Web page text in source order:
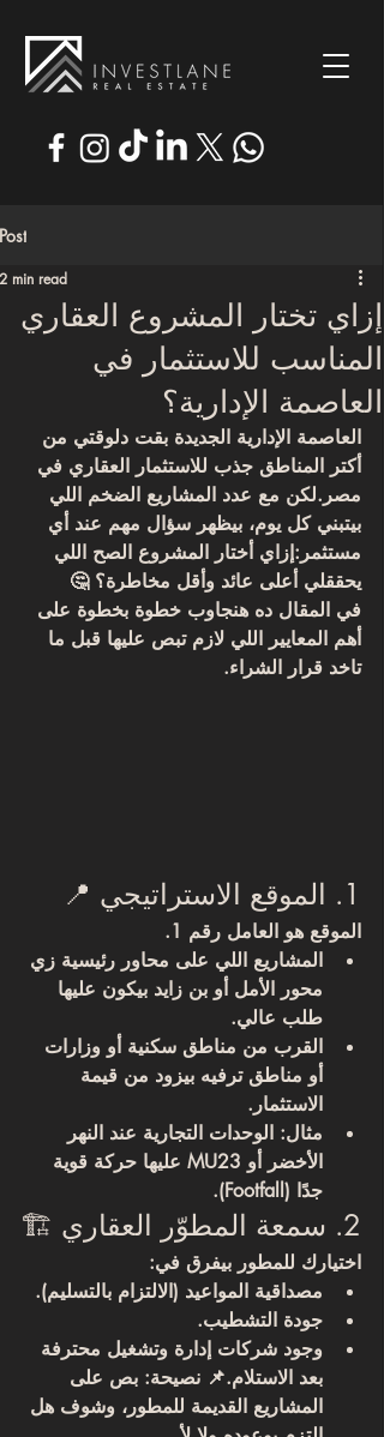
Post
إزاي تختار المشروع العقاري
المناسب للاستثمار في
العاصمة الإدارية؟
2 min read
العاصمة الإدارية الجديدة بقت دلوقتي من
أكتر المناطق جذب للاستثمار العقاري في
مصر.لكن مع عدد المشاريع الضخم اللي
بيتبني كل يوم، بيظهر سؤال مهم عند أي
مستثمر:إزاي أختار المشروع الصح اللي
يحققلي أعلى عائد وأقل مخاطرة؟ 🤔
في المقال ده هنجاوب خطوة بخطوة على
أهم المعايير اللي لازم تبص عليها قبل ما
تاخد قرار الشراء.
1. الموقع الاستراتيجي 📍
الموقع هو العامل رقم 1.
المشاريع اللي على محاور رئيسية زي
محور الأمل أو بن زايد بيكون عليها
طلب عالي.
القرب من مناطق سكنية أو وزارات
أو مناطق ترفيه بيزود من قيمة
الاستثمار.
مثال: الوحدات التجارية عند النهر
الأخضر أو MU23 عليها حركة قوية
جدًا (Footfall).
2. سمعة المطوّر العقاري 🏗️
اختيارك للمطور بيفرق في:
مصداقية المواعيد (الالتزام بالتسليم).
جودة التشطيب.
وجود شركات إدارة وتشغيل محترفة
بعد الاستلام.📌 نصيحة: بص على
المشاريع القديمة للمطور، وشوف هل